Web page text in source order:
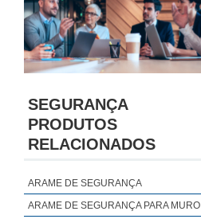
SEGURANÇA
PRODUTOS
RELACIONADOS
ARAME DE SEGURANÇA
ARAME DE SEGURANÇA PARA MURO